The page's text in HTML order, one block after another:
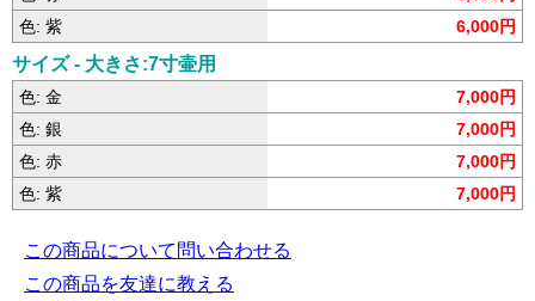
色: 紫
6,000円
サイズ - 大きさ:7寸壷用
色: 金
7,000円
色: 銀
7,000円
色: 赤
7,000円
色: 紫
7,000円
この商品について問い合わせる
この商品を友達に教える